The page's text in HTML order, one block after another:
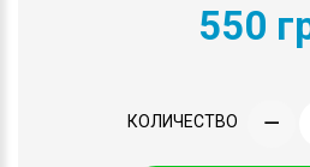
550
КОЛИЧЕСТВО